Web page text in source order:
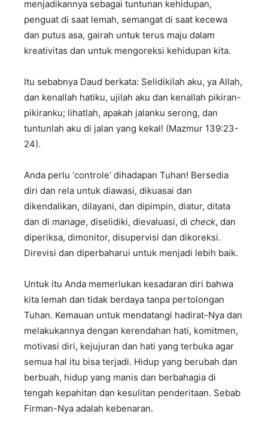
menjadikannya sebagai tuntunan kehidupan,
penguat di saat lemah, semangat di saat kecewa
dan putus asa, gairah untuk terus maju dalam
kreativitas dan untuk mengoreksi kehidupan kita.
Itu sebabnya Daud berkata: Selidikilah aku, ya Allah,
dan kenallah hatiku, ujilah aku dan kenallah pikiran-
pikiranku; lihatlah, apakah jalanku serong, dan
tuntunlah aku di jalan yang kekal! (Mazmur 139:23-
24).
Anda perlu ‘controle’ dihadapan Tuhan! Bersedia
diri dan rela untuk diawasi, dikuasai dan
dikendalikan, dilayani, dan dipimpin, diatur, ditata
dan di manage, diselidiki, dievaluasi, di check, dan
diperiksa, dimonitor, disupervisi dan dikoreksi.
Direvisi dan diperbaharui untuk menjadi lebih baik.
Untuk itu Anda memerlukan kesadaran diri bahwa
kita lemah dan tidak berdaya tanpa pertolongan
Tuhan. Kemauan untuk mendatangi hadirat-Nya dan
melakukannya dengan kerendahan hati, komitmen,
motivasi diri, kejujuran dan hati yang terbuka agar
semua hal itu bisa terjadi. Hidup yang berubah dan
berbuah, hidup yang manis dan berbahagia di
tengah kepahitan dan kesulitan penderitaan. Sebab
Firman-Nya adalah kebenaran.